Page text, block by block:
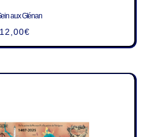
aux Glénan
12,00€